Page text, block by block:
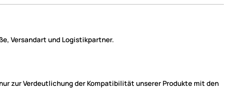
Versandart und Logistikpartner.
zur Verdeutlichung der Kompatibilität unserer Produkte mit den